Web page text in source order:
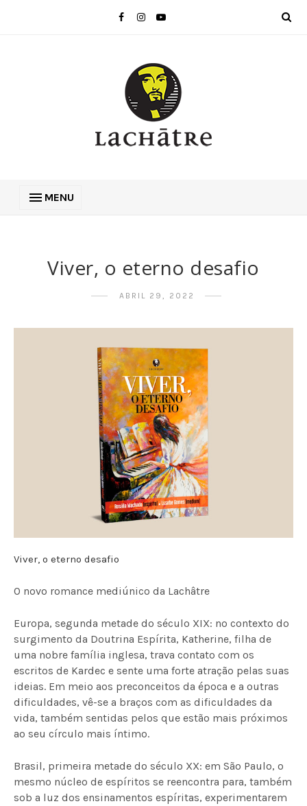
MENU
Viver, o eterno desafio
ABRIL 29, 2022
Viver, o eterno desafio
O novo romance mediúnico da Lachâtre
Europa, segunda metade do século XIX: no contexto do
surgimento da Doutrina Espírita, Katherine, filha de
uma nobre família inglesa, trava contato com os
escritos de Kardec e sente uma forte atração pelas suas
ideias. Em meio aos preconceitos da época e a outras
dificuldades, vê-se a braços com as dificuldades da
vida, também sentidas pelos que estão mais próximos
ao seu círculo mais íntimo.
Brasil, primeira metade do século XX: em São Paulo, o
mesmo núcleo de espíritos se reencontra para, também
sob a luz dos ensinamentos espíritas, experimentarem